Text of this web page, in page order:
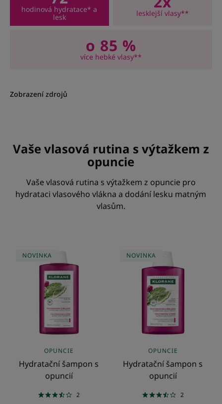
hodinová hydratace* a
lesk
lesklejší vlasy**
o 85 %
více hebké vlasy**
Zobrazení zdrojů
Vaše vlasová rutina s výtažkem z
opuncie
Vaše vlasová rutina s výtažkem z opuncie pro
hydrataci vlasového vlákna a dodání lesku matným
vlasům.
šampon
s
opuncií
NOVINKA
OPUNCIE
Hydratační šampon s
opuncií
2
s
opuncií
NOVINKA
OPUNCIE
Hydratační šampon s
opuncií
2